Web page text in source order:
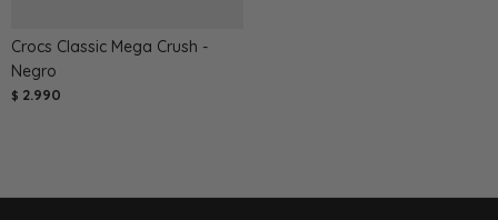
Crocs Classic Mega Crush -
Negro
$ 2.990